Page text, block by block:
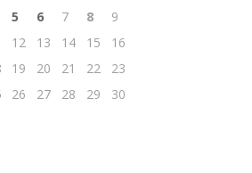
5 6 7 8
9
12 13 14 15
16
19 20 21 22
23
26 27 28 29
30